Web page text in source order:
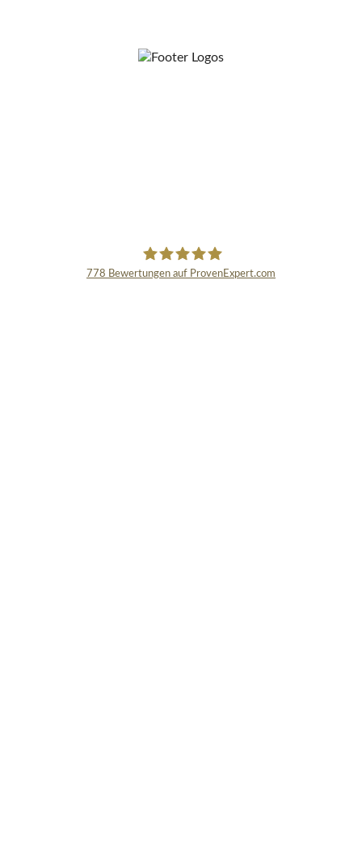
778 Bewertungen auf ProvenExpert.com